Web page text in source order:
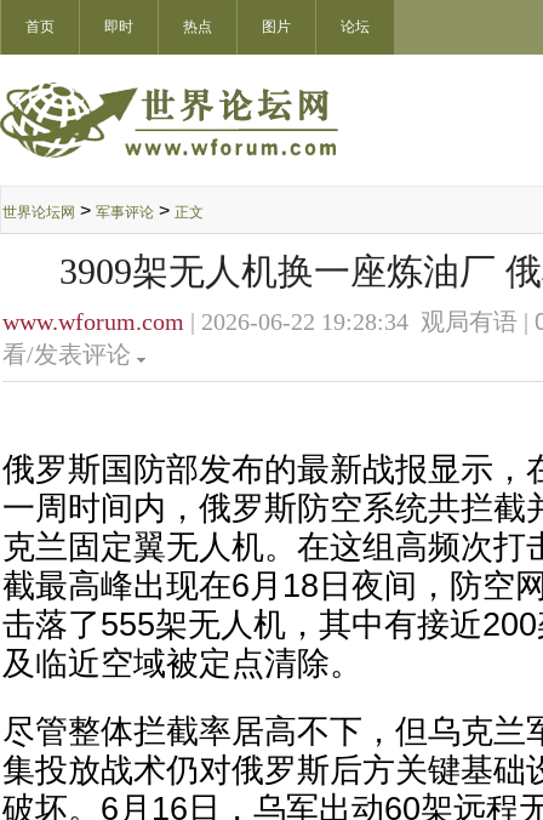
首页 即时 热点 图片 论坛
世界论坛网 > 军事评论 > 正文
3909架无人机换一座炼油厂
www.wforum.com | 2026-06-22 19:28:34 观局有语 |
看/发表评论
俄罗斯国防部发布的最新战报显示，
一周时间内，俄罗斯防空系统共拦截
克兰固定翼无人机。在这组高频次打
截最高峰出现在6月18日夜间，防空
击落了555架无人机，其中有接近
及临近空域被定点清除。
尽管整体拦截率居高不下，但乌克兰
集投放战术仍对俄罗斯后方关键基础
破坏。6月16日，乌军出动60架远程